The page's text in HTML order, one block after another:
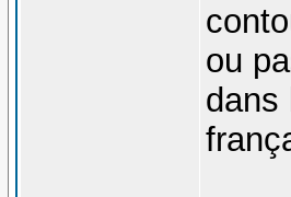
ou
dans